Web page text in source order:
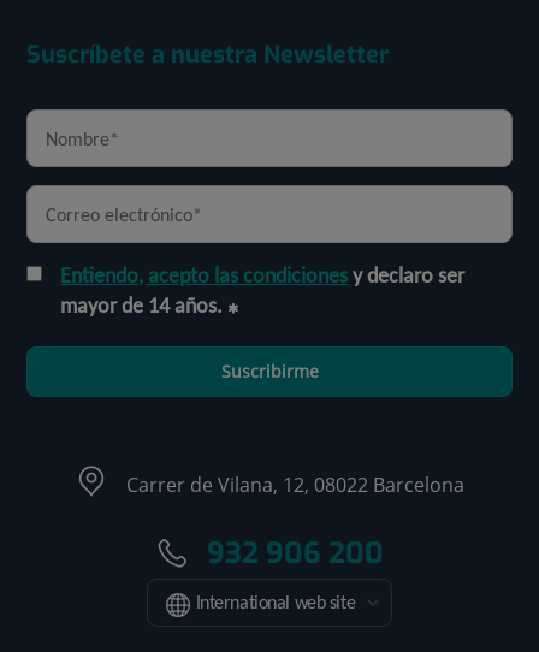
Suscríbete a nuestra Newsletter
Entiendo, acepto las condicionesy declaro ser
mayor de 14 años.
Suscribirme
Carrer de Vilana, 12, 08022 Barcelona
932 906 200
International web site